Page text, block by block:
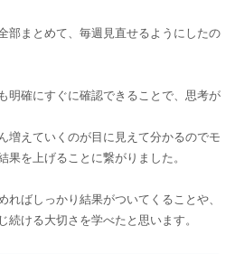
部まとめて、毎週見直せるようにしたの
明確にすぐに確認できることで、思考が
増えていくのが目に見えて分かるのでモ
を上げることに繋がりました。
ればしっかり結果がついてくることや、
ける大切さを学べたと思います。